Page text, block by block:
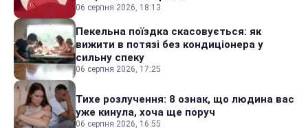
06 серпня 2026, 18:13
Пекельна поїздка скасовується: як
вижити в потязі без кондиціонера у
сильну спеку
06 серпня 2026, 17:25
Тихе розлучення: 8 ознак, що людина вас
уже кинула, хоча ще поруч
06 серпня 2026, 16:55